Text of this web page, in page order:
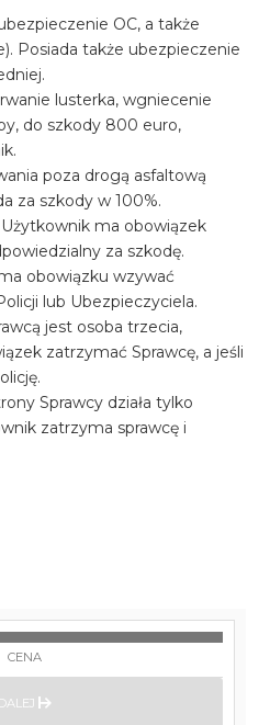
OC, a także
Posiada także ubezpieczenie
lusterka, wgniecenie
do szkody 800 euro,
poza drogą asfaltową
za szkody w 100%.
ma obowiązek
za szkodę.
obowiązku wzywać
lub Ubezpieczyciela.
jest osoba trzecia,
zatrzymać Sprawcę, a jeśli
Sprawcy działa tylko
zatrzyma sprawcę i
CENA